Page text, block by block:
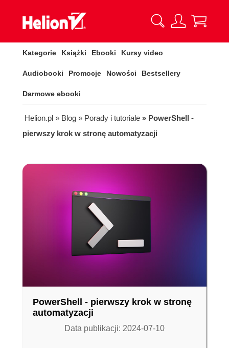
Kategorie Książki Ebooki Kursy video
Audiobooki Promocje Nowości Bestsellery
Darmowe ebooki
Helion.pl » Blog » Porady i tutoriale » PowerShell -
pierwszy krok w stronę automatyzacji
PowerShell - pierwszy krok w stronę
automatyzacji
Data publikacji: 2024-07-10